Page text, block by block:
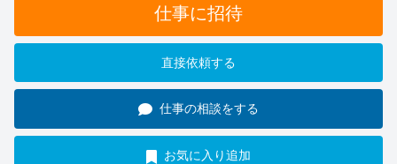
仕事に招待
直接依頼する
仕事の相談をする
お気に入り追加